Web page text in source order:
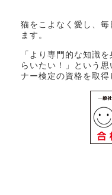
猫をこよなく愛し、
ます。
「より専門的な知識
らいたい！」という
ナー検定の資格を取得